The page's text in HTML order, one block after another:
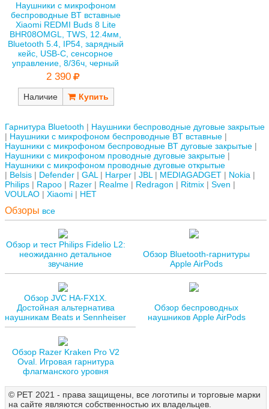
Наушники с микрофоном
беспроводные BT вставные
Xiaomi REDMI Buds 8 Lite
BHR08OMGL, TWS, 12.4мм,
Bluetooth 5.4, IP54, зарядный
кейс, USB-С, сенсорное
управление, 8/36ч, черный
2 390
Наличие
Гарнитура Bluetooth
Наушники беспроводные дуговые закрытые
Наушники с микрофоном беспроводные BT вставные
Наушники с микрофоном беспроводные BT дуговые закрытые
Наушники с микрофоном проводные дуговые закрытые
Наушники с микрофоном проводные дуговые открытые
Belsis
Defender GAL Harper JBL MEDIAGADGET
Nokia
Philips
Rapoo Razer Realme Redragon Ritmix
Sven
VOULAO
Xiaomi НЕТ
Обзоры все
Обзор и тест Philips Fidelio L2:
неожиданно детальное
звучание
Обзор Bluetooth-гарнитуры
Apple AirPods
Обзор JVC HA-FX1X.
Достойная альтернатива
наушникам Beats и Sennheiser
Обзор беспроводных
наушников Apple AirPods
Обзор Razer Kraken Pro V2
Oval. Игровая гарнитура
флагманского уровня
© РЕТ 2021 - права защищены, все логотипы и торговые марки
на сайте являются собственностью их владельцев.